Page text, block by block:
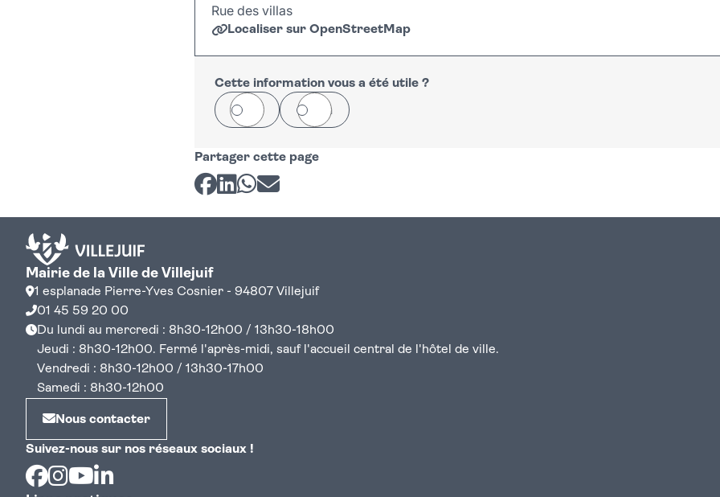
Rue des villas
Localiser sur OpenStreetMap
+
−
Cette information vous a été utile ?
Oui Non
Partager cette page
Partager sur Facebook
Partager sur LinkedIn
Partager sur Whatsapp
Partager par courriel
Mairie de la Ville de Villejuif
1 esplanade Pierre-Yves Cosnier - 94807 Villejuif
01 45 59 20 00
Du lundi au mercredi : 8h30-12h00 / 13h30-18h00
Jeudi : 8h30-12h00. Fermé l'après-midi, sauf l'accueil central de l'hôtel de ville.
Vendredi : 8h30-12h00 / 13h30-17h00
Samedi : 8h30-12h00
Nous contacter
Suivez-nous sur nos réseaux sociaux !
Facebook
Instagram
Youtube